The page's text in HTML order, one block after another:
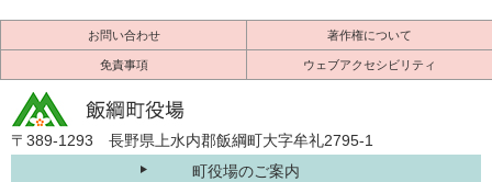
お問い合わせ 著作権について
免責事項 ウェブアクセシビリティ
〒389-1293 長野県上水内郡飯綱町大字牟礼2795-1
町役場のご案内